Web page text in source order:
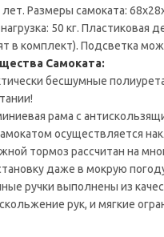
лет. Размеры самоката:
50 кг.
в комплект). Подсветка
Самоката:
бесшумные
рама с
осуществляется
тормоз рассчитан на
даже в мокрую
ручки выполнены из
рук, и мягкие